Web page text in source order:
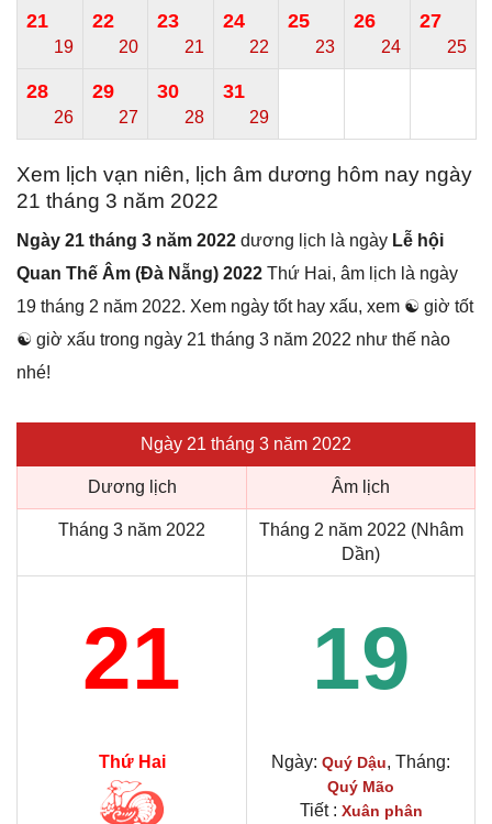
21
19
22
20
23
21
24
22
25
23
26
24
27
25
28
26
29
27
30
28
31
29
Xem lịch vạn niên, lịch âm dương hôm nay ngày
21 tháng 3 năm 2022
Ngày 21 tháng 3 năm 2022 dương lịch là ngày Lễ hội
Quan Thế Âm (Đà Nẵng) 2022 Thứ Hai, âm lịch là ngày
19 tháng 2 năm 2022. Xem ngày tốt hay xấu, xem ☯ giờ tốt
☯ giờ xấu trong ngày 21 tháng 3 năm 2022 như thế nào
nhé!
Ngày 21 tháng 3 năm 2022
Dương lịch Âm lịch
Tháng 3 năm 2022
Tháng 2 năm 2022 (Nhâm
Dần)
21 19
Thứ Hai Ngày: Quý Dậu, Tháng:
Quý Mão
Tiết : Xuân phân